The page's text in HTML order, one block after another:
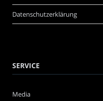
Datenschutzerklärung
SERVICE
Media